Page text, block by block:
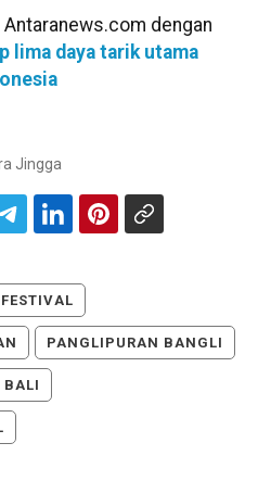
dengan
lima daya tarik utama
Jingga
PANGLIPURAN BANGLI
BALI